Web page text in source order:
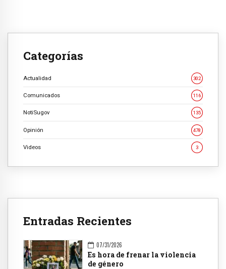
Categorías
Actualidad 302
Comunicados 116
NotiSugov 135
Opinión 478
Videos 3
Entradas Recientes
07/31/2026
Es hora de frenar la violencia
de género